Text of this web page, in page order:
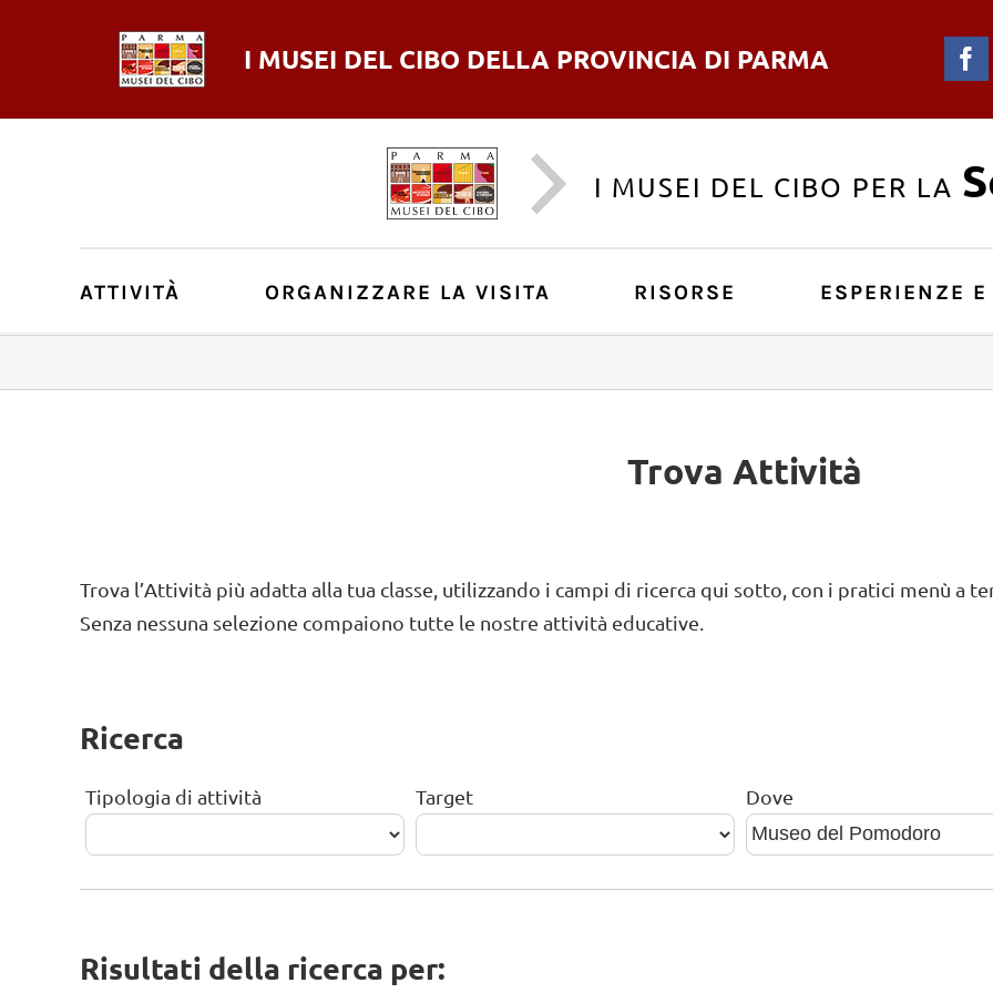
I MUSEI DEL CIBO DELLA PROVINCIA DI PARMA
I MUSEI DEL CIBO PER LA
ATTIVITÀ ORGANIZZARE LA VISITA RISORSE ESPERIENZE E
Trova Attività
Trova l’Attività più adatta alla tua classe, utilizzando i campi di ricerca qui sotto, con i pratici menù a
Senza nessuna selezione compaiono tutte le nostre attività educative.
Ricerca
Tipologia di attività Target Dove
Risultati della ricerca per: